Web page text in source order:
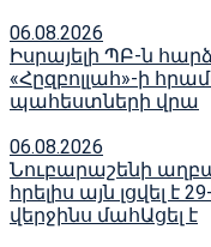
06.08.2026
Իսրայելի ՊԲ-ն
«Հըզբոլլահ»-ի
պահեստների վրա
06.08.2026
Նուբարաշենի
հրելիս այն լցվել
վերջինս մահԱցել է